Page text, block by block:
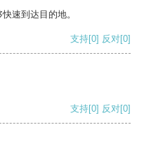
速到达目的地。
支持[0] 反对[0]
支持[0] 反对[0]